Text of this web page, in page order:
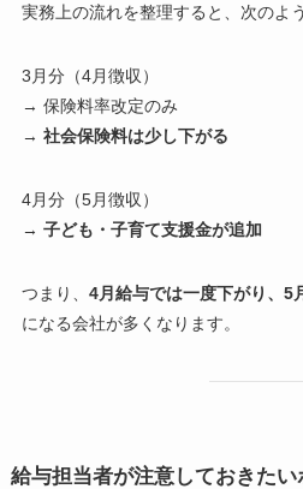
実務上の流れを整理すると、次のよ
3月分（4月徴収）
→ 保険料率改定のみ
→ 社会保険料は少し下がる
4月分（5月徴収）
→ 子ども・子育て支援金が追加
つまり、 4月給与では一度下がり、5
になる会社が多くなります。
給与担当者が注意しておきたい